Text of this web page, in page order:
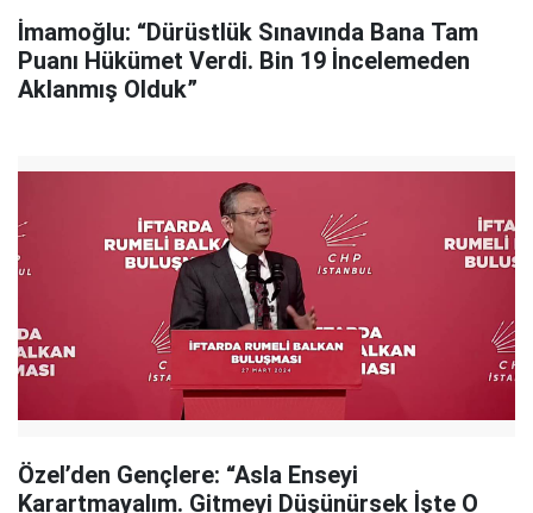
İmamoğlu: “Dürüstlük Sınavında Bana Tam
Puanı Hükümet Verdi. Bin 19 İncelemeden
Aklanmış Olduk”
Özel’den Gençlere: “Asla Enseyi
Karartmayalım. Gitmeyi Düşünürsek İşte O